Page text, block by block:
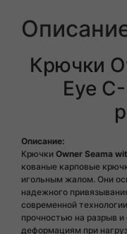
Крючки
Eye
Описание:
Крючки Owner Seama
кованые карповые
игольным жалом. Они
надежного
современной
прочностью на разрыв
деформациям при